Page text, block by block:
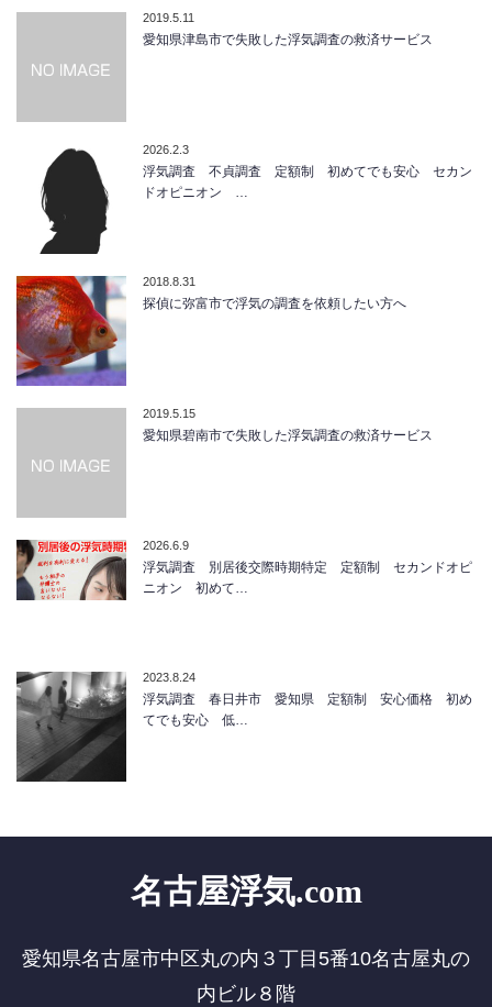
2019.5.11
愛知県津島市で失敗した浮気調査の救済サービス
2026.2.3
浮気調査 不貞調査 定額制 初めてでも安心 セカン
ドオピニオン …
2018.8.31
探偵に弥富市で浮気の調査を依頼したい方へ
2019.5.15
愛知県碧南市で失敗した浮気調査の救済サービス
2026.6.9
浮気調査 別居後交際時期特定 定額制 セカンドオピ
ニオン 初めて…
2023.8.24
浮気調査 春日井市 愛知県 定額制 安心価格 初め
てでも安心 低…
名古屋浮気.com
愛知県名古屋市中区丸の内３丁目5番10名古屋丸の
内ビル８階